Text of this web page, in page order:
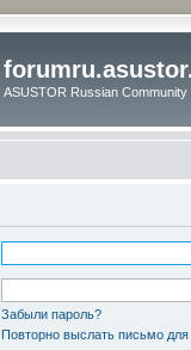
ASUSTOR Russian Community
Забыли пароль?
Повторно выслать письмо для